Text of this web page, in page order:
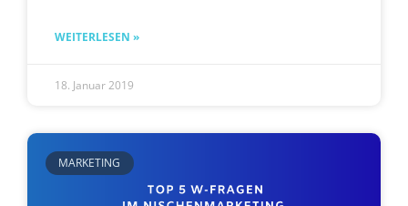
WEITERLESEN »
18. Januar 2019
MARKETING